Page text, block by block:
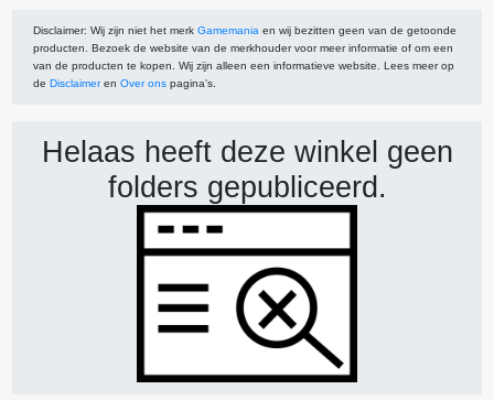
Disclaimer: Wij zijn niet het merk Gamemania en wij bezitten geen van de getoonde
producten. Bezoek de website van de merkhouder voor meer informatie of om een
van de producten te kopen. Wij zijn alleen een informatieve website. Lees meer op
de Disclaimeren Over ons pagina's.
Helaas heeft deze winkel geen
folders gepubliceerd.